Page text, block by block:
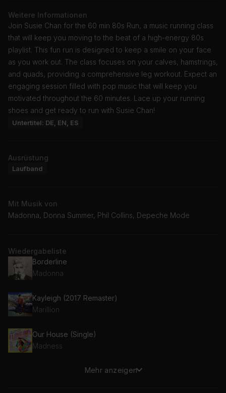
Weitere Informationen
Join Susie Chan for the 60 min 80s Run, a music running class
that will keep you moving to the beat of a high-energy 80s
playlist. This fun run is designed to keep a smile on your face
as you work out. The class focuses on your calves, hamstrings,
and quads, providing a comprehensive leg workout. Expect an
engaging session filled with pop music that will keep you
motivated throughout the 60 minutes. Lace up your running
shoes and get ready to run with Susie Chan!
Untertitel: DE, EN, ES
Ausrüstung
Laufband
Mit Musik von
Madonna, Donna Summer, Phil Collins, Depeche Mode
Wiedergabeliste
Borderline
Madonna
Kayleigh (2017 Remaster)
Marillion
Our House (Single)
Madness
Mehr anzeigen